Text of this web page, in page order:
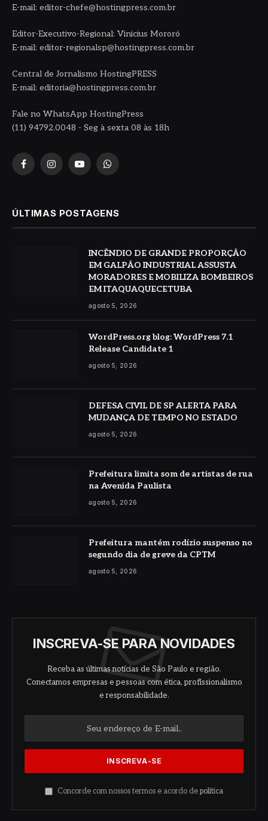
E-mail: editor-chefe@hostingpress.com.br
Editor-Executivo-Regional: Vinicius Mororó
E-mail: editor-regionalsp@hostingpress.com.br
Central de Jornalismo HostingPRESS
E-mail: editoria@hostingpress.com.br
Fale no WhatsApp HostingPress
(11) 94792.0048 - Seg à sexta 08 às 18h
FacebookInstagramYouTubeWhatsApp
ÚLTIMAS POSTAGENS
INCÊNDIO DE GRANDE PROPORÇÃO
EM GALPÃO INDUSTRIAL ASSUSTA
MORADORES E MOBILIZA BOMBEIROS
EM ITAQUAQUECETUBA
agosto 5, 2026
WordPress.org blog: WordPress 7.1
Release Candidate 1
agosto 5, 2026
DEFESA CIVIL DE SP ALERTA PARA
MUDANÇA DE TEMPO NO ESTADO
agosto 5, 2026
Prefeitura limita som de artistas de rua
na Avenida Paulista
agosto 5, 2026
Prefeitura mantém rodízio suspenso no
segundo dia de greve da CPTM
agosto 5, 2026
INSCREVA-SE PARA NOVIDADES
Receba as últimas notícias de São Paulo e região.
Conectamos empresas e pessoas com ética, profissionalismo
e responsabilidade.
Concorde com nossos termos e acordo de política